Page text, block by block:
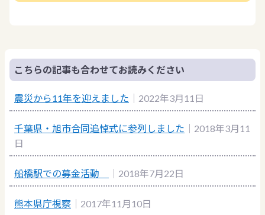
こちらの記事も合わせてお読みください
震災から11年を迎えました ｜2022年3月11日
千葉県・旭市合同追悼式に参列しました ｜2018年3月11
日
船橋駅での募金活動 ｜2018年7月22日
熊本県庁視察 ｜2017年11月10日